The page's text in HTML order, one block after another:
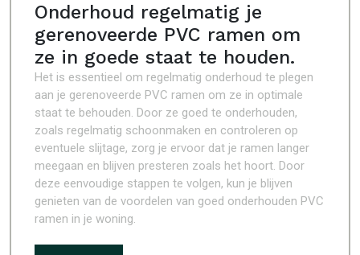
Onderhoud regelmatig je
gerenoveerde PVC ramen om
ze in goede staat te houden.
Het is essentieel om regelmatig onderhoud te plegen
aan je gerenoveerde PVC ramen om ze in optimale
staat te behouden. Door ze goed te onderhouden,
zoals regelmatig schoonmaken en controleren op
eventuele slijtage, zorg je ervoor dat je ramen langer
meegaan en blijven presteren zoals het hoort. Door
deze eenvoudige stappen te volgen, kun je blijven
genieten van de voordelen van goed onderhouden PVC
ramen in je woning.